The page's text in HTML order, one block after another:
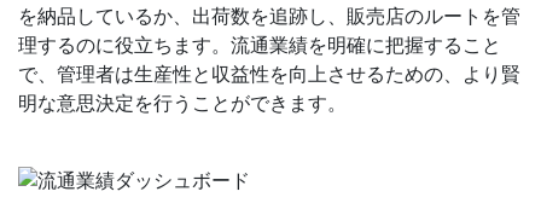
を納品しているか、出荷数を追跡し、販売店のルートを管
理するのに役立ちます。流通業績を明確に把握すること
で、管理者は生産性と収益性を向上させるための、より賢
明な意思決定を行うことができます。